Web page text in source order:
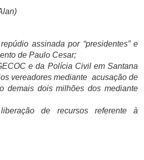
assinada por “presidentes” e
de Paulo Cesar;
e da Polícia Civil em Santana
vereadores mediante acusação de
demais dois milhões dos mediante
de recursos referente à